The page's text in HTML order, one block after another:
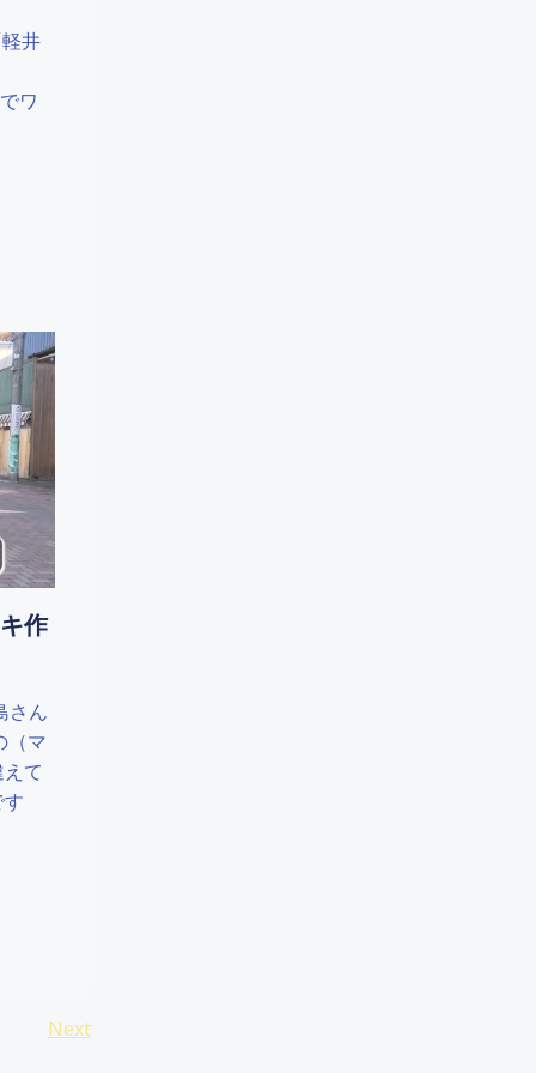
井
ワ
作
さん
（マ
て
Posts
Next